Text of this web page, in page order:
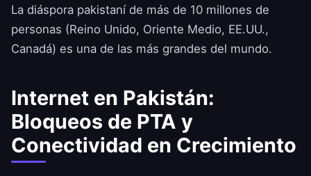
La diáspora pakistaní de más de 10 millones de
personas (Reino Unido, Oriente Medio, EE.UU.,
Canadá) es una de las más grandes del mundo.
Internet en Pakistán:
Bloqueos de PTA y
Conectividad en Crecimiento